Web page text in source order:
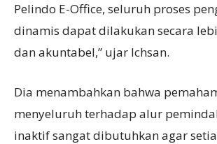
Pelindo E-Office, seluruh proses
dinamis dapat dilakukan secara
dan akuntabel,” ujar Ichsan.
Dia menambahkan bahwa
menyeluruh terhadap alur
inaktif sangat dibutuhkan agar